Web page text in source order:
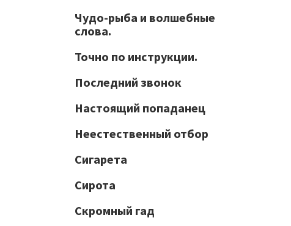
Чудо-рыба и волшебные
слова.
Точно по инструкции.
Последний звонок
Настоящий попаданец
Неестественный отбор
Сигарета
Сирота
Скромный гад